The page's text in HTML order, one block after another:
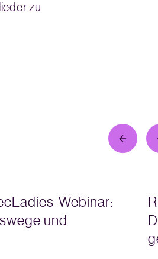
zu
Webinar:
und